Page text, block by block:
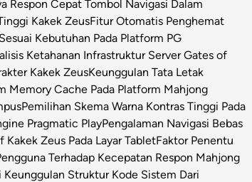
Respon Cepat Tombol Navigasi Dalam
Kakek ZeusFitur Otomatis Penghemat
Kebutuhan Pada Platform PG
Ketahanan Infrastruktur Server Gates of
Kakek ZeusKeunggulan Tata Letak
Memory Cache Pada Platform Mahjong
Pemilihan Skema Warna Kontras Tinggi Pada
Pragmatic PlayPengalaman Navigasi Bebas
Zeus Pada Layar TabletFaktor Penentu
Terhadap Kecepatan Respon Mahjong
Struktur Kode Sistem Dari